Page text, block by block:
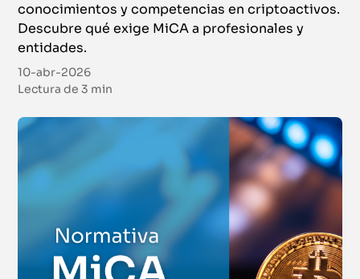
Del 14 de octubre de 2026 al 27 de noviembre de 2026|Campus
Virtual
Online
Formación Continua en Información Financiera
(CIF)
Del 14 de octubre de 2026 al 13 de noviembre de 2026
Campus
Streaming
CAIA® Chartered Alternative Investment Analyst.
Nivel II
conocimientos y competencias en criptoactivos.
Descubre qué exige MiCA a profesionales y
entidades.
10-abr-2026
Lectura de3 min